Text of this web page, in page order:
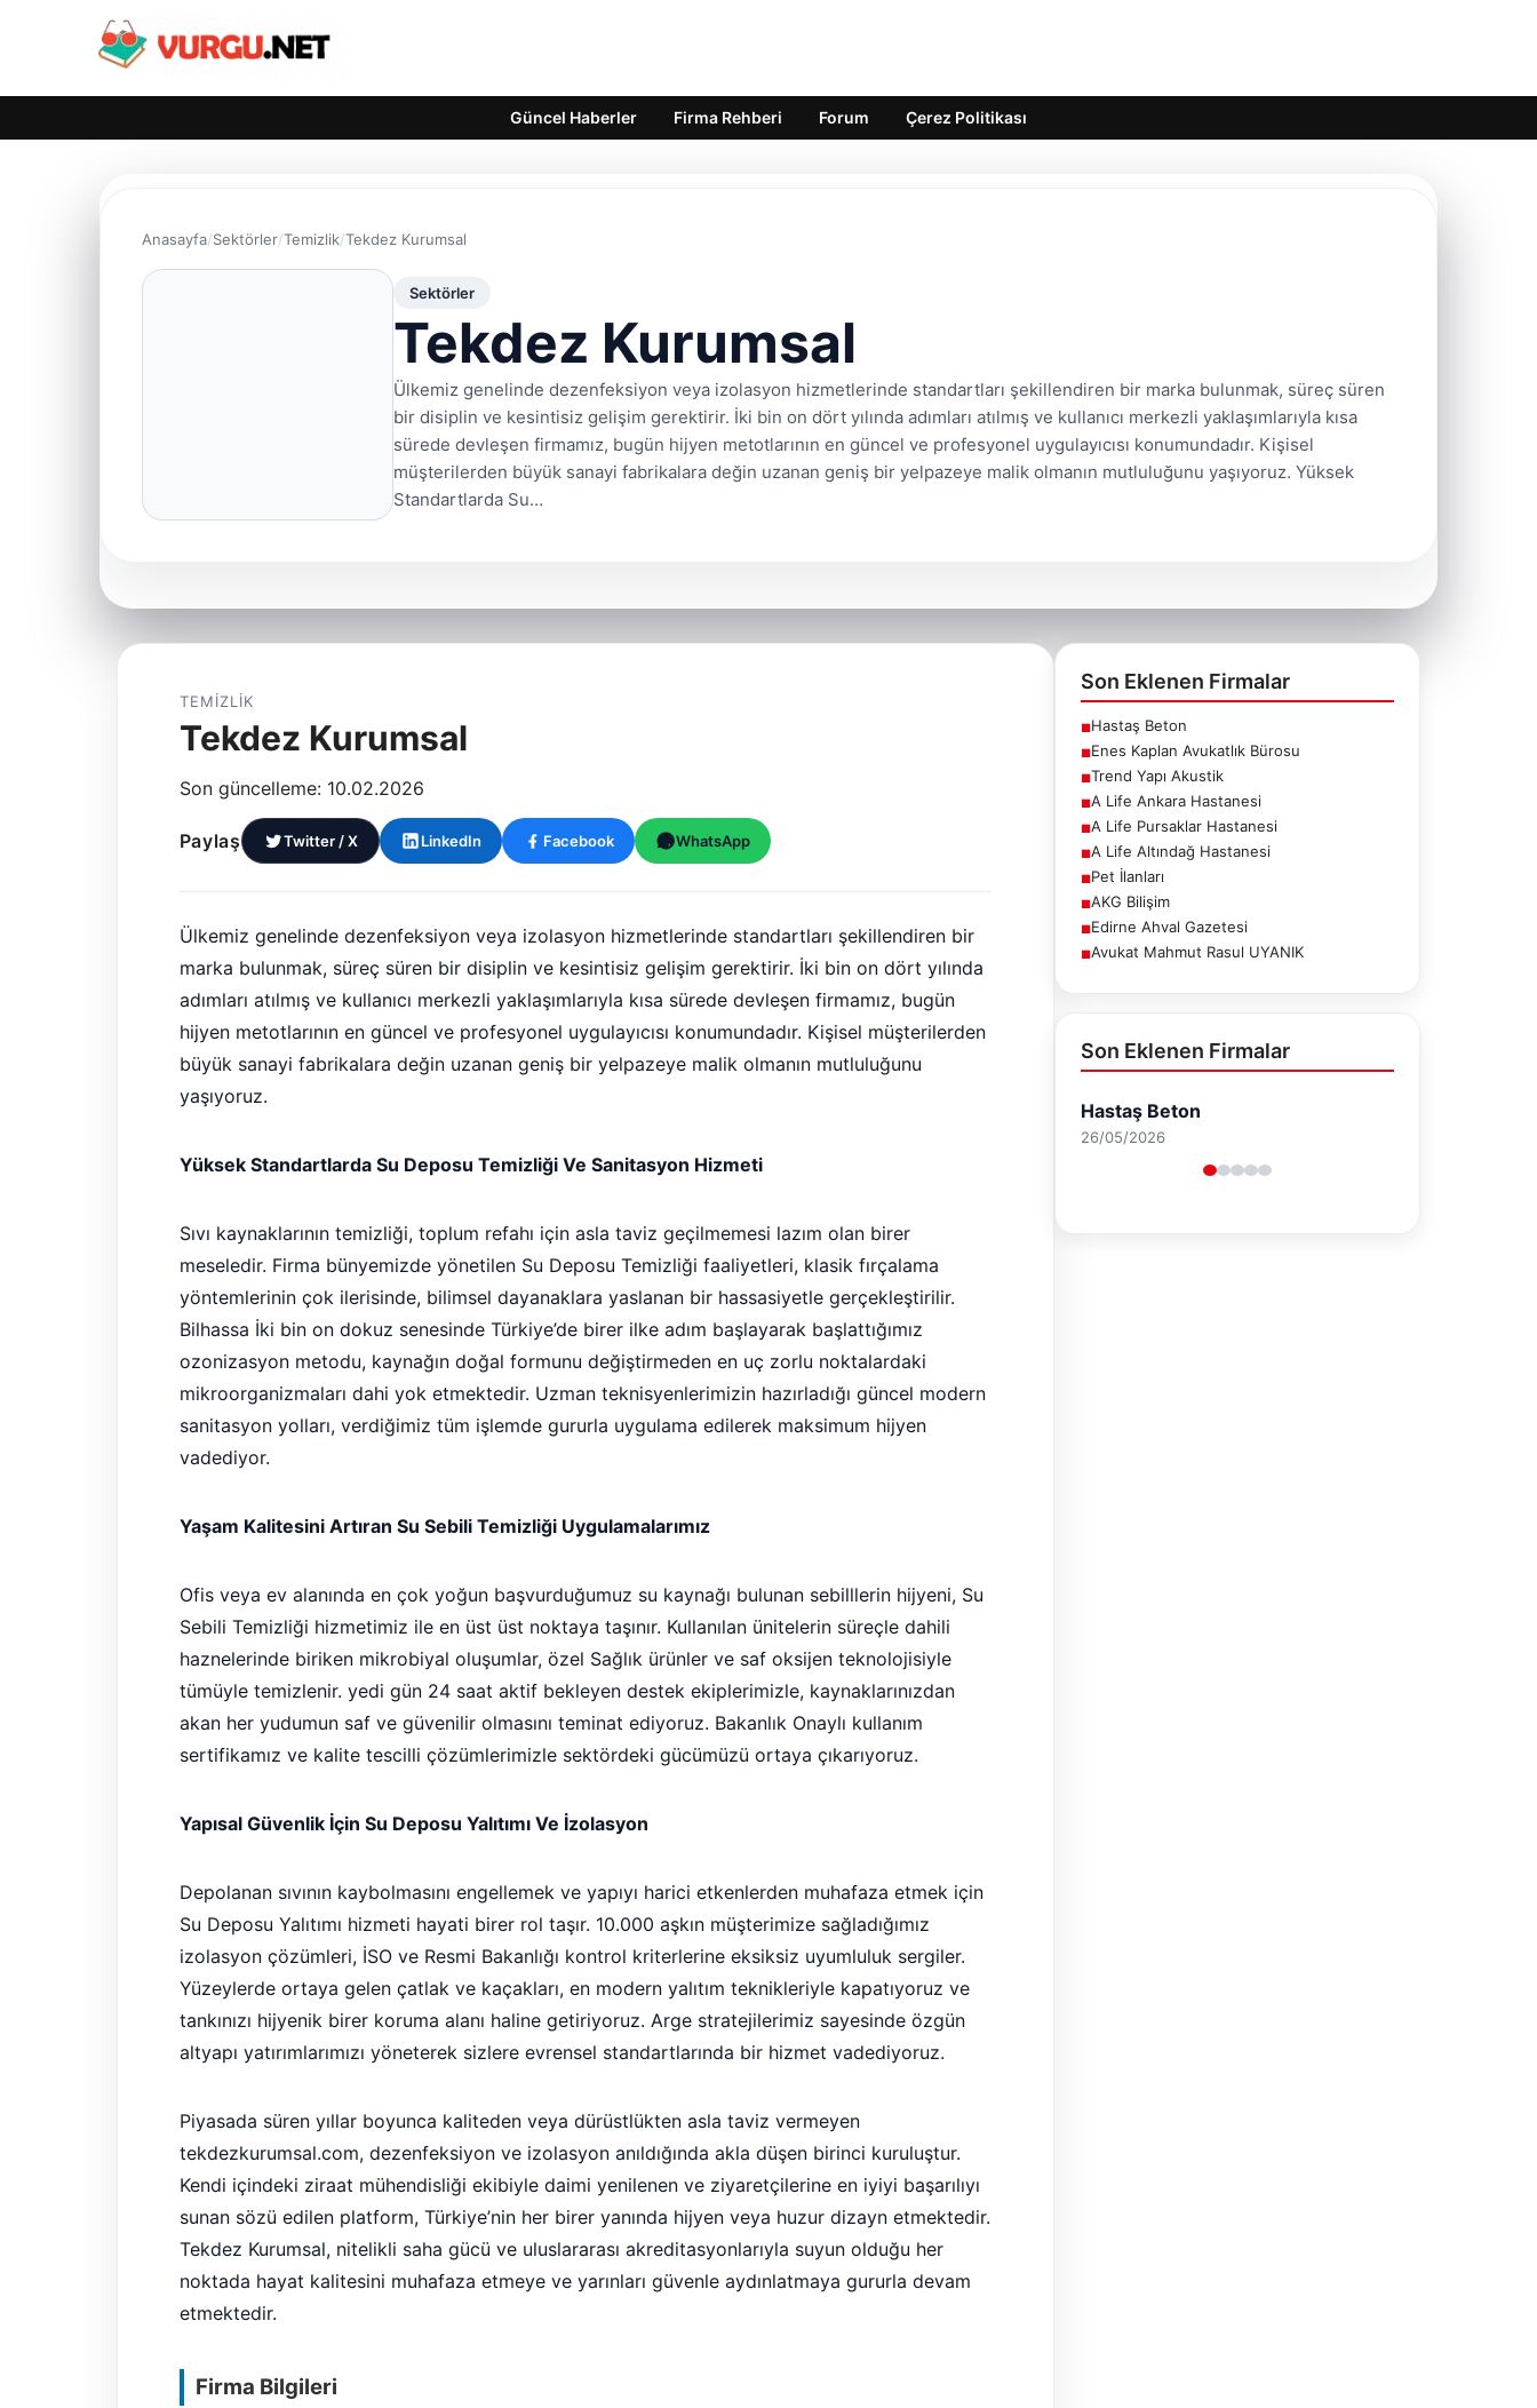
Güncel Haberler Firma Rehberi Forum Çerez Politikası
Anasayfa Sektörler Temizlik Tekdez Kurumsal
Sektörler
Tekdez Kurumsal
Ülkemiz genelinde dezenfeksiyon veya izolasyon hizmetlerinde standartları şekillendiren bir marka bulunmak, süreç süren
bir disiplin ve kesintisiz gelişim gerektirir. İki bin on dört yılında adımları atılmış ve kullanıcı merkezli yaklaşımlarıyla kısa
sürede devleşen firmamız, bugün hijyen metotlarının en güncel ve profesyonel uygulayıcısı konumundadır. Kişisel
müşterilerden büyük sanayi fabrikalara değin uzanan geniş bir yelpazeye malik olmanın mutluluğunu yaşıyoruz. Yüksek
Standartlarda Su…
TEMIZLIK
Tekdez Kurumsal
Son güncelleme: 10.02.2026
Paylaş Twitter / X LinkedIn Facebook WhatsApp
Ülkemiz genelinde dezenfeksiyon veya izolasyon hizmetlerinde standartları şekillendiren bir
marka bulunmak, süreç süren bir disiplin ve kesintisiz gelişim gerektirir. İki bin on dört yılında
adımları atılmış ve kullanıcı merkezli yaklaşımlarıyla kısa sürede devleşen firmamız, bugün
hijyen metotlarının en güncel ve profesyonel uygulayıcısı konumundadır. Kişisel müşterilerden
büyük sanayi fabrikalara değin uzanan geniş bir yelpazeye malik olmanın mutluluğunu
yaşıyoruz.
Yüksek Standartlarda Su Deposu Temizliği Ve Sanitasyon Hizmeti
Sıvı kaynaklarının temizliği, toplum refahı için asla taviz geçilmemesi lazım olan birer
meseledir. Firma bünyemizde yönetilen Su Deposu Temizliği faaliyetleri, klasik fırçalama
yöntemlerinin çok ilerisinde, bilimsel dayanaklara yaslanan bir hassasiyetle gerçekleştirilir.
Bilhassa İki bin on dokuz senesinde Türkiye’de birer ilke adım başlayarak başlattığımız
ozonizasyon metodu, kaynağın doğal formunu değiştirmeden en uç zorlu noktalardaki
mikroorganizmaları dahi yok etmektedir. Uzman teknisyenlerimizin hazırladığı güncel modern
sanitasyon yolları, verdiğimiz tüm işlemde gururla uygulama edilerek maksimum hijyen
vadediyor.
Yaşam Kalitesini Artıran Su Sebili Temizliği Uygulamalarımız
Ofis veya ev alanında en çok yoğun başvurduğumuz su kaynağı bulunan sebilllerin hijyeni, Su
Sebili Temizliği hizmetimiz ile en üst üst noktaya taşınır. Kullanılan ünitelerin süreçle dahili
haznelerinde biriken mikrobiyal oluşumlar, özel Sağlık ürünler ve saf oksijen teknolojisiyle
tümüyle temizlenir. yedi gün 24 saat aktif bekleyen destek ekiplerimizle, kaynaklarınızdan
akan her yudumun saf ve güvenilir olmasını teminat ediyoruz. Bakanlık Onaylı kullanım
sertifikamız ve kalite tescilli çözümlerimizle sektördeki gücümüzü ortaya çıkarıyoruz.
Yapısal Güvenlik İçin Su Deposu Yalıtımı Ve İzolasyon
Depolanan sıvının kaybolmasını engellemek ve yapıyı harici etkenlerden muhafaza etmek için
Su Deposu Yalıtımı hizmeti hayati birer rol taşır. 10.000 aşkın müşterimize sağladığımız
izolasyon çözümleri, İSO ve Resmi Bakanlığı kontrol kriterlerine eksiksiz uyumluluk sergiler.
Yüzeylerde ortaya gelen çatlak ve kaçakları, en modern yalıtım teknikleriyle kapatıyoruz ve
tankınızı hijyenik birer koruma alanı haline getiriyoruz. Arge stratejilerimiz sayesinde özgün
altyapı yatırımlarımızı yöneterek sizlere evrensel standartlarında bir hizmet vadediyoruz.
Piyasada süren yıllar boyunca kaliteden veya dürüstlükten asla taviz vermeyen
tekdezkurumsal.com, dezenfeksiyon ve izolasyon anıldığında akla düşen birinci kuruluştur.
Kendi içindeki ziraat mühendisliği ekibiyle daimi yenilenen ve ziyaretçilerine en iyiyi başarılıyı
sunan sözü edilen platform, Türkiye’nin her birer yanında hijyen veya huzur dizayn etmektedir.
Tekdez Kurumsal, nitelikli saha gücü ve uluslararası akreditasyonlarıyla suyun olduğu her
noktada hayat kalitesini muhafaza etmeye ve yarınları güvenle aydınlatmaya gururla devam
etmektedir.
Firma Bilgileri
Son Eklenen Firmalar
■Hastaş Beton
■Enes Kaplan Avukatlık Bürosu
■Trend Yapı Akustik
■A Life Ankara Hastanesi
■A Life Pursaklar Hastanesi
■A Life Altındağ Hastanesi
■Pet İlanları
■AKG Bilişim
■Edirne Ahval Gazetesi
■Avukat Mahmut Rasul UYANIK
Son Eklenen Firmalar
Enes Kaplan Avukatlık Bürosu
28/04/2026